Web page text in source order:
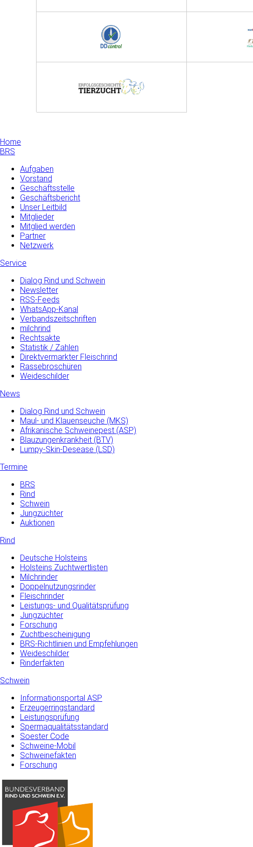
Home
BRS
Aufgaben
Vorstand
Geschäftsstelle
Geschäftsbericht
Unser Leitbild
Mitglieder
Mitglied werden
Partner
Netzwerk
Service
Dialog Rind und Schwein
Newsletter
RSS-Feeds
WhatsApp-Kanal
Verbandszeitschriften
milchrind
Rechtsakte
Statistik / Zahlen
Direktvermarkter Fleischrind
Rassebroschüren
Weideschilder
News
Dialog Rind und Schwein
Maul- und­ Klauenseuche­ (MKS)
Afrikanische Schweinepest (ASP)
Blauzungenkrankheit (BTV)
Lumpy-Skin-Desease (LSD)
Termine
BRS
Rind
Schwein
Jungzüchter
Auktionen
Rind
Deutsche Holsteins
Holsteins Zuchtwertlisten
Milchrinder
Doppelnutzungsrinder
Fleischrinder
Leistungs- und Qualitätsprüfung
Jungzüchter
Forschung
Zuchtbescheinigung
BRS-Richtlinien und Empfehlungen
Weideschilder
Rinderfakten
Schwein
Informationsportal ASP
Erzeugerringstandard
Leistungsprüfung
Spermaqualitätsstandard
Soester Code
Schweine-Mobil
Schweinefakten
Forschung